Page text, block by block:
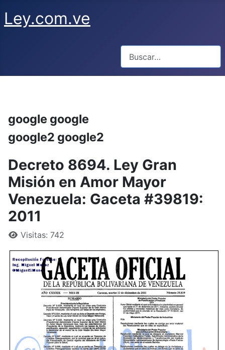
Ley.com.ve
google google
google2 google2
Decreto 8694. Ley Gran
Misión en Amor Mayor
Venezuela: Gaceta #39819:
2011
Visitas: 742